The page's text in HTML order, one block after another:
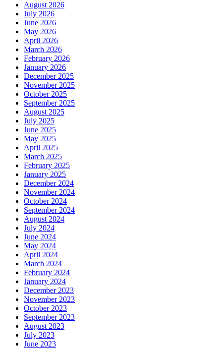
August 2026
July 2026
June 2026
May 2026
April 2026
March 2026
February 2026
January 2026
December 2025
November 2025
October 2025
September 2025
August 2025
July 2025
June 2025
May 2025
April 2025
March 2025
February 2025
January 2025
December 2024
November 2024
October 2024
September 2024
August 2024
July 2024
June 2024
May 2024
April 2024
March 2024
February 2024
January 2024
December 2023
November 2023
October 2023
September 2023
August 2023
July 2023
June 2023